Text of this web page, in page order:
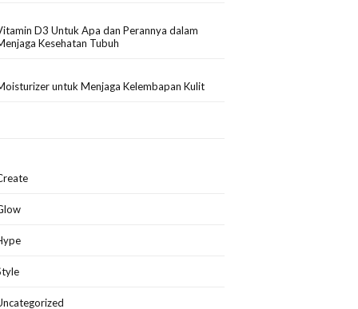
D3 Untuk Apa dan Perannya dalam
Kesehatan Tubuh
untuk Menjaga Kelembapan Kulit